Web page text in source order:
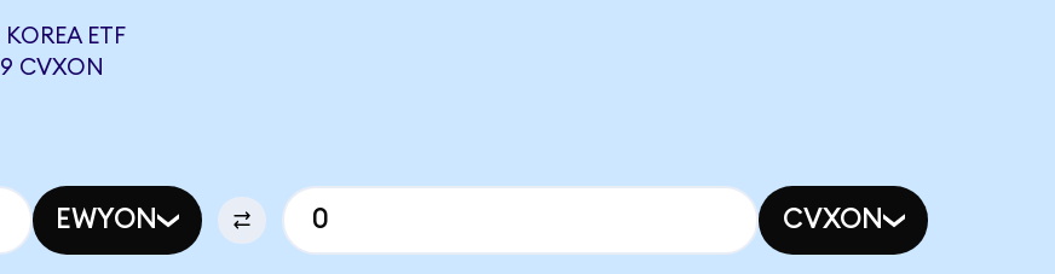
ETF
CVXON
EWYON CVXON